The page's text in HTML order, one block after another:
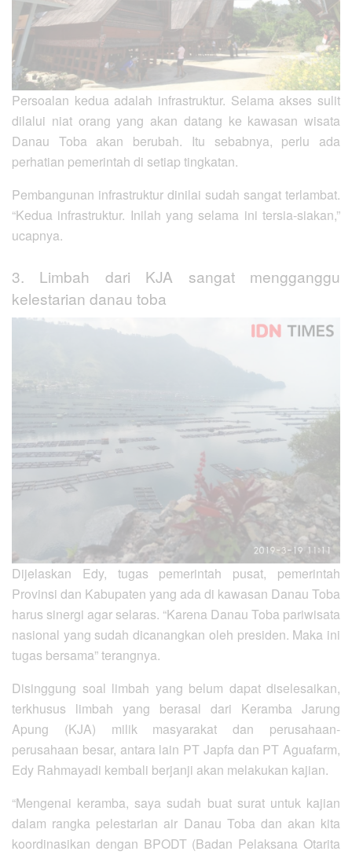
Persoalan kedua adalah infrastruktur. Selama akses sulit
dilalui niat orang yang akan datang ke kawasan wisata
Danau Toba akan berubah. Itu sebabnya, perlu ada
perhatian pemerintah di setiap tingkatan.
Pembangunan infrastruktur dinilai sudah sangat terlambat.
“Kedua infrastruktur. Inilah yang selama ini tersia-siakan,”
ucapnya.
3. Limbah dari KJA sangat mengganggu
kelestarian danau toba
Dijelaskan Edy, tugas pemerintah pusat, pemerintah
Provinsi dan Kabupaten yang ada di kawasan Danau Toba
harus sinergi agar selaras. “Karena Danau Toba pariwisata
nasional yang sudah dicanangkan oleh presiden. Maka ini
tugas bersama” terangnya.
Disinggung soal limbah yang belum dapat diselesaikan,
terkhusus limbah yang berasal dari Keramba Jarung
Apung (KJA) milik masyarakat dan perusahaan-
perusahaan besar, antara lain PT Japfa dan PT Aguafarm,
Edy Rahmayadi kembali berjanji akan melakukan kajian.
“Mengenai keramba, saya sudah buat surat untuk kajian
dalam rangka pelestarian air Danau Toba dan akan kita
koordinasikan dengan BPODT (Badan Pelaksana Otarita